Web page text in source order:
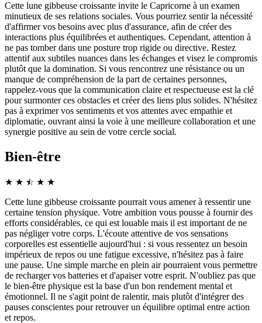
Cette lune gibbeuse croissante invite le Capricorne à un examen
minutieux de ses relations sociales. Vous pourriez sentir la nécessité
d'affirmer vos besoins avec plus d'assurance, afin de créer des
interactions plus équilibrées et authentiques. Cependant, attention à
ne pas tomber dans une posture trop rigide ou directive. Restez
attentif aux subtiles nuances dans les échanges et visez le compromis
plutôt que la domination. Si vous rencontrez une résistance ou un
manque de compréhension de la part de certaines personnes,
rappelez-vous que la communication claire et respectueuse est la clé
pour surmonter ces obstacles et créer des liens plus solides. N'hésitez
pas à exprimer vos sentiments et vos attentes avec empathie et
diplomatie, ouvrant ainsi la voie à une meilleure collaboration et une
synergie positive au sein de votre cercle social.
Bien-être
★ ★ ☆
★ ★ ★
Cette lune gibbeuse croissante pourrait vous amener à ressentir une
certaine tension physique. Votre ambition vous pousse à fournir des
efforts considérables, ce qui est louable mais il est important de ne
pas négliger votre corps. L'écoute attentive de vos sensations
corporelles est essentielle aujourd'hui : si vous ressentez un besoin
impérieux de repos ou une fatigue excessive, n'hésitez pas à faire
une pause. Une simple marche en plein air pourraient vous permettre
de recharger vos batteries et d'apaiser votre esprit. N'oubliez pas que
le bien-être physique est la base d'un bon rendement mental et
émotionnel. Il ne s'agit point de ralentir, mais plutôt d'intégrer des
pauses conscientes pour retrouver un équilibre optimal entre action
et repos.